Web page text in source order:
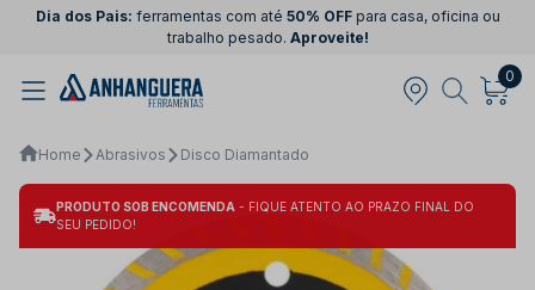
Dia dos Pais: ferramentas com até 50% OFFpara casa, oficina ou
trabalho pesado. Aproveite!
0
Home Abrasivos Disco Diamantado
PRODUTO SOB ENCOMENDA - FIQUE ATENTO AO PRAZO FINAL DO
SEU PEDIDO!